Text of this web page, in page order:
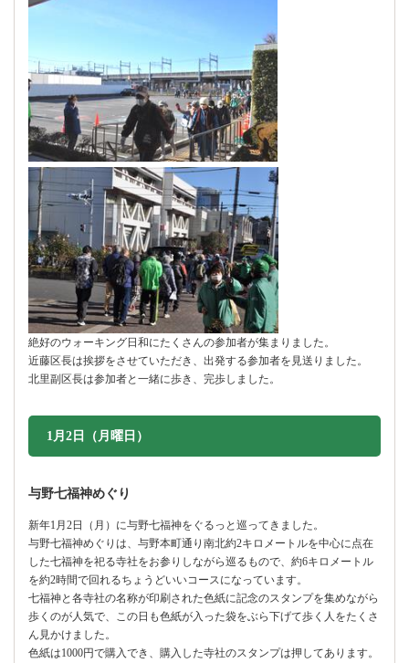
絶好のウォーキング日和にたくさんの参加者が集まりました。
近藤区長は挨拶をさせていただき、出発する参加者を見送りました。
北里副区長は参加者と一緒に歩き、完歩しました。
1月2日（月曜日）
与野七福神めぐり
新年1月2日（月）に与野七福神をぐるっと巡ってきました。
与野七福神めぐりは、与野本町通り南北約2キロメートルを中心に点在
した七福神を祀る寺社をお参りしながら巡るもので、約6キロメートル
を約2時間で回れるちょうどいいコースになっています。
七福神と各寺社の名称が印刷された色紙に記念のスタンプを集めながら
歩くのが人気で、この日も色紙が入った袋をぶら下げて歩く人をたくさ
ん見かけました。
色紙は1000円で購入でき、購入した寺社のスタンプは押してあります。